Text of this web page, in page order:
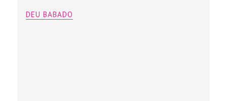
DEU BABADO